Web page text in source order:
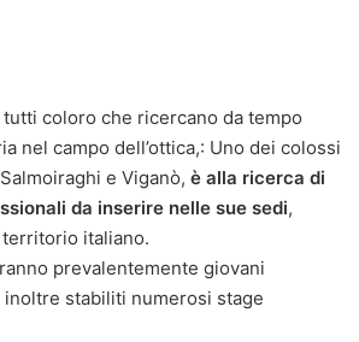
coloro che ricercano da tempo
nel campo dell’ottica,: Uno dei colossi
e Viganò, è alla ricerca di
da inserire nelle sue sedi,
italiano.
prevalentemente giovani
stabiliti numerosi stage